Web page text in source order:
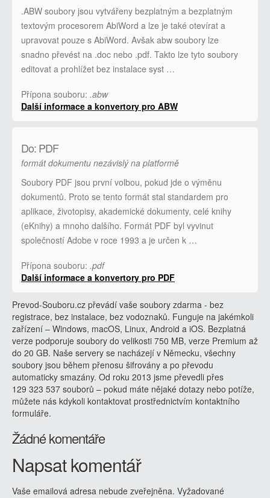
.ABW soubory jsou vytvářeny bezplatným a bezplatným
textovým procesorem AbiWord a lze je také otevírat a
upravovat pouze s AbiWord. Avšak abw soubory lze
snadno převést na .doc nebo .pdf. Takto lze tyto soubory
editovat a prohlížet bez instalace syst …
Přípona souboru: .abw
Další informace a konvertory pro ABW
Do: PDF
formát dokumentu nezávislý na platformě
Soubory PDF jsou první volbou, pokud jde o výměnu
dokumentů. Proto se tento formát stal standardem pro
aplikace, životopisy, akademické dokumenty, celé knihy
(eKnihy) a mnoho dalšího. Formát PDF byl vyvinut
společností Adobe v roce 1993 a je určen k …
Přípona souboru: .pdf
Další informace a konvertory pro PDF
Prevod-Souboru.cz převádí vaše soubory zdarma - bez
registrace, bez instalace, bez vodoznaků. Funguje na jakémkoli
zařízení – Windows, macOS, Linux, Android a iOS. Bezplatná
verze podporuje soubory do velikosti 750 MB, verze Premium až
do 20 GB. Naše servery se nacházejí v Německu, všechny
soubory jsou během přenosu šifrovány a po převodu
automaticky smazány. Od roku 2013 jsme převedli přes
129 323 537 souborů – pokud máte nějaké dotazy nebo potíže,
můžete nás kdykoli kontaktovat prostřednictvím kontaktního
formuláře.
Žádné komentáře
Napsat komentář
Vaše emailová adresa nebude zveřejněna. Vyžadované